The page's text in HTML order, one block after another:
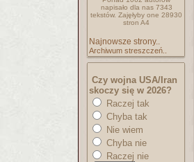
napisało dla nas 7343
tekstów. Zajęłyby one 28930
stron A4
Najnowsze strony..
Archiwum streszczeń..
Czy wojna USA/Iran
skoczy się w 2026?
Raczej tak
Chyba tak
Nie wiem
Chyba nie
Raczej nie